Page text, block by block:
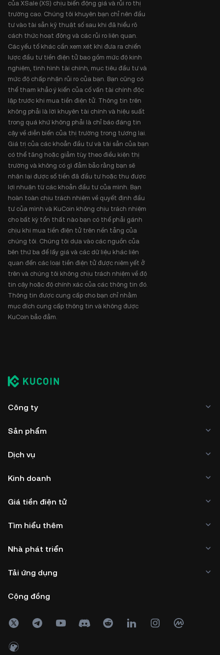
của XSale (XS) chịu biến động giá và rủi ro thị
trường cao. Chúng tôi khuyên bạn chỉ nên đầu
tư vào tài sản kỹ thuật số sau khi đã hiểu rõ
cách thức hoạt động và các rủi ro liên quan.
Các yếu tố khác cần xem xét khi đưa ra chiến
lược đầu tư tiền điện tử bao gồm mức độ kinh
nghiệm, tình hình tài chính, mục tiêu đầu tư và
mức độ chấp nhận rủi ro của bạn. Bạn cũng có
thể tham khảo ý kiến của cố vấn tài chính độc
lập trước khi mua tiền điện tử. Thông tin trên
không phải là lời khuyên tài chính và hiệu suất
trong quá khứ không phải là chỉ báo đáng tin
cậy về diễn biến của thị trường trong tương lai.
Giá trị của các khoản đầu tư và tài sản của bạn
có thể tăng hoặc giảm tùy theo điều kiện thị
trường và không có gì đảm bảo rằng bạn sẽ
nhận lại được số tiền đã đầu tư hoặc thu được
lợi nhuận từ các khoản đầu tư của mình. Bạn
hoàn toàn chịu trách nhiệm về quyết định đầu
tư của mình và KuCoin không chịu trách nhiệm
cho bất kỳ tổn thất nào bạn có thể phải gánh
chịu khi mua tiền điện tử trên nền tảng của
chúng tôi. Chúng tôi dựa vào các nguồn của
bên thứ ba để lấy giá và các dữ liệu khác liên
quan đến các loại tiền điện tử được niêm yết ở
trên và chúng tôi không chịu trách nhiệm về độ
tin cậy hoặc độ chính xác của các thông tin đó.
Thông tin được cung cấp cho bạn chỉ nhằm
mục đích cung cấp thông tin và không được
KuCoin bảo đảm.
Công ty
Sản phẩm
Dịch vụ
Kinh doanh
Giá tiền điện tử
Tìm hiểu thêm
Nhà phát triển
Tải ứng dụng
Cộng đồng